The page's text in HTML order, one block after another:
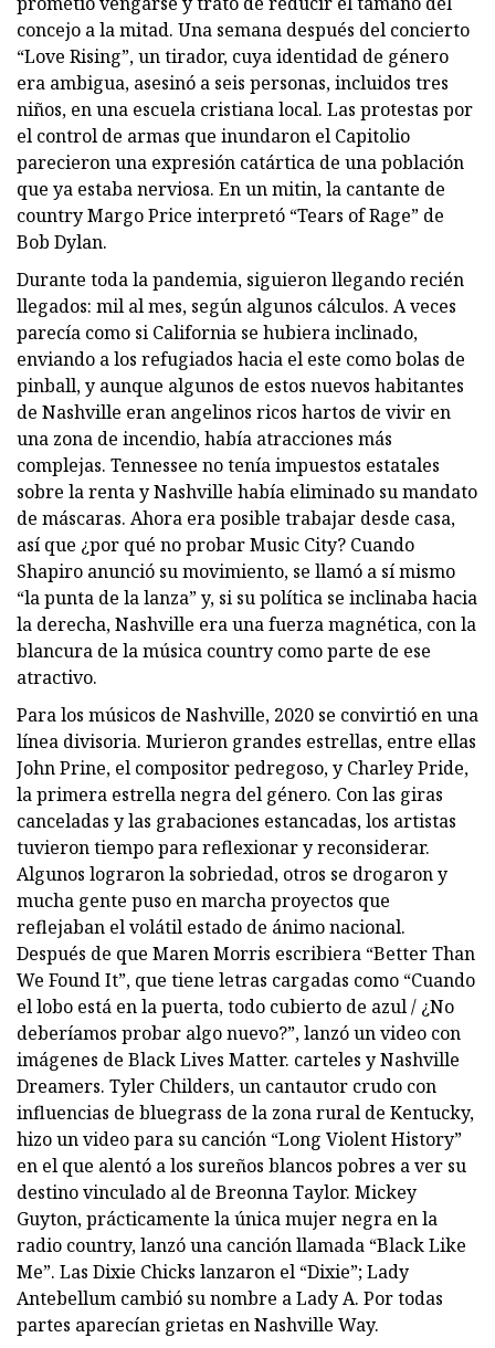
concejo a la mitad. Una semana después del concierto
“Love Rising”, un tirador, cuya identidad de género
era ambigua, asesinó a seis personas, incluidos tres
niños, en una escuela cristiana local. Las protestas por
el control de armas que inundaron el Capitolio
parecieron una expresión catártica de una población
que ya estaba nerviosa. En un mitin, la cantante de
country Margo Price interpretó “Tears of Rage” de
Bob Dylan.
Durante toda la pandemia, siguieron llegando recién
llegados: mil al mes, según algunos cálculos. A veces
parecía como si California se hubiera inclinado,
enviando a los refugiados hacia el este como bolas de
pinball, y aunque algunos de estos nuevos habitantes
de Nashville eran angelinos ricos hartos de vivir en
una zona de incendio, había atracciones más
complejas. Tennessee no tenía impuestos estatales
sobre la renta y Nashville había eliminado su mandato
de máscaras. Ahora era posible trabajar desde casa,
así que ¿por qué no probar Music City? Cuando
Shapiro anunció su movimiento, se llamó a sí mismo
“la punta de la lanza” y, si su política se inclinaba hacia
la derecha, Nashville era una fuerza magnética, con la
blancura de la música country como parte de ese
atractivo.
Para los músicos de Nashville, 2020 se convirtió en una
línea divisoria. Murieron grandes estrellas, entre ellas
John Prine, el compositor pedregoso, y Charley Pride,
la primera estrella negra del género. Con las giras
canceladas y las grabaciones estancadas, los artistas
tuvieron tiempo para reflexionar y reconsiderar.
Algunos lograron la sobriedad, otros se drogaron y
mucha gente puso en marcha proyectos que
reflejaban el volátil estado de ánimo nacional.
Después de que Maren Morris escribiera “Better Than
We Found It”, que tiene letras cargadas como “Cuando
el lobo está en la puerta, todo cubierto de azul / ¿No
deberíamos probar algo nuevo?”, lanzó un video con
imágenes de Black Lives Matter. carteles y Nashville
Dreamers. Tyler Childers, un cantautor crudo con
influencias de bluegrass de la zona rural de Kentucky,
hizo un video para su canción “Long Violent History”
en el que alentó a los sureños blancos pobres a ver su
destino vinculado al de Breonna Taylor. Mickey
Guyton, prácticamente la única mujer negra en la
radio country, lanzó una canción llamada “Black Like
Me”. Las Dixie Chicks lanzaron el “Dixie”; Lady
Antebellum cambió su nombre a Lady A. Por todas
partes aparecían grietas en Nashville Way.